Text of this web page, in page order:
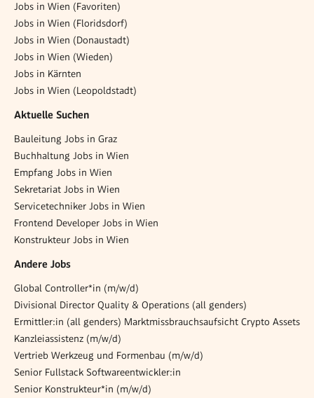
Jobs in Wien (Favoriten)
Jobs in Wien (Floridsdorf)
Jobs in Wien (Donaustadt)
Jobs in Wien (Wieden)
Jobs in Kärnten
Jobs in Wien (Leopoldstadt)
Aktuelle Suchen
Bauleitung Jobs in Graz
Buchhaltung Jobs in Wien
Empfang Jobs in Wien
Sekretariat Jobs in Wien
Servicetechniker Jobs in Wien
Frontend Developer Jobs in Wien
Konstrukteur Jobs in Wien
Andere Jobs
Global Controller*in (m/w/d)
Divisional Director Quality & Operations (all genders)
Ermittler:in (all genders) Marktmissbrauchsaufsicht Crypto Assets
Kanzleiassistenz (m/w/d)
Vertrieb Werkzeug und Formenbau (m/w/d)
Senior Fullstack Softwareentwickler:in
Senior Konstrukteur*in (m/w/d)